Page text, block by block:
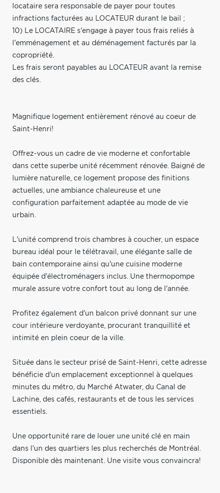
locataire sera responsable de payer pour toutes
infractions facturées au LOCATEUR durant le bail ;
10) Le LOCATAIRE s'engage à payer tous frais reliés à
l'emménagement et au déménagement facturés par la
copropriété.
Les frais seront payables au LOCATEUR avant la remise
des clés.
Magnifique logement entièrement rénové au coeur de
Saint-Henri!
Offrez-vous un cadre de vie moderne et confortable
dans cette superbe unité récemment rénovée. Baigné de
lumière naturelle, ce logement propose des finitions
actuelles, une ambiance chaleureuse et une
configuration parfaitement adaptée au mode de vie
urbain.
L'unité comprend trois chambres à coucher, un espace
bureau idéal pour le télétravail, une élégante salle de
bain contemporaine ainsi qu'une cuisine moderne
équipée d'électroménagers inclus. Une thermopompe
murale assure votre confort tout au long de l'année.
Profitez également d'un balcon privé donnant sur une
cour intérieure verdoyante, procurant tranquillité et
intimité en plein coeur de la ville.
Située dans le secteur prisé de Saint-Henri, cette adresse
bénéficie d'un emplacement exceptionnel à quelques
minutes du métro, du Marché Atwater, du Canal de
Lachine, des cafés, restaurants et de tous les services
essentiels.
Une opportunité rare de louer une unité clé en main
dans l'un des quartiers les plus recherchés de Montréal.
Disponible dès maintenant. Une visite vous convaincra!